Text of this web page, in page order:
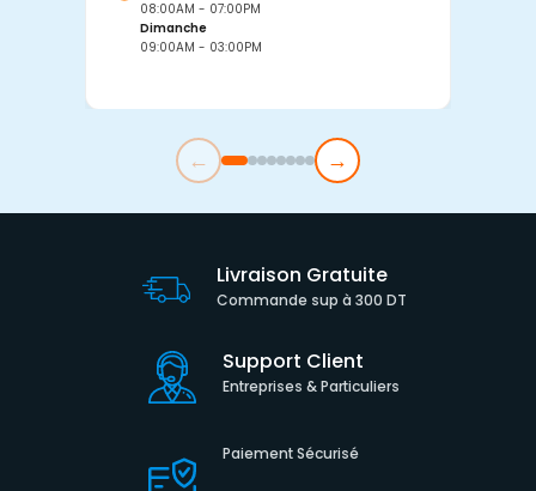
08:00AM - 07:00PM
Dimanche
09:00AM - 03:00PM
← →
Livraison Gratuite
Commande sup à 300 DT
Support Client
Entreprises & Particuliers
Paiement Sécurisé